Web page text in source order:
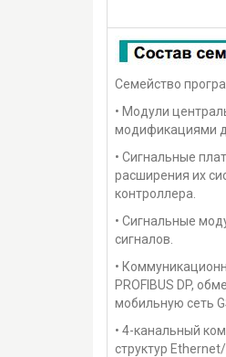
Семейство
• Модули
модификациями
• Сигнальные
расширения их
контроллера.
• Сигнальные
сигналов.
•
PROFIBUS DP,
мобильную сеть
• 4-канальный
структур Ethernet/